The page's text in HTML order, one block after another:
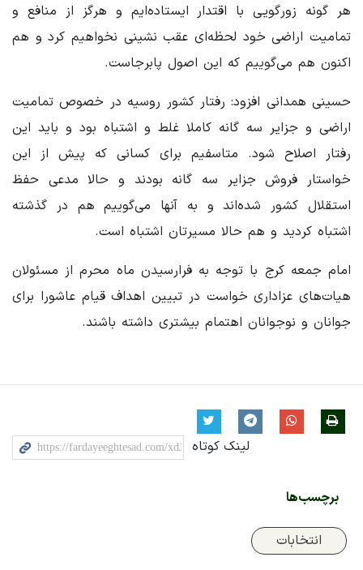
هر گونه زورگویی با اقتدار ایستاده‌ایم و هرگز از منافع و
تمامیت اراضی خود لحظه‌ای عقب نشینی نخواهیم کرد و هم
اکنون هم می‌گوییم که این اصول پابرجاست.
حسینی همدانی افزود: رفتار کشور روسیه در خصوص تمامیت
اراضی و جزایر سه گانه کاملا غلط و اشتباه بود و باید این
رفتار اصلاح شود. متاسفیم برای کسانی که پیش از این
خواستار فروش جزایر سه گانه بودند و حالا مدعی حفظ
استقلال کشور شده‌اند و به آنها می‌گوییم هم در گذشته
اشتباه کردید و هم حالا مسیرتان اشتباه است.
امام جمعه کرج با توجه به فرارسیدن ماه محرم از مسئولان
هیات‌های عزاداری خواست در تبیین اهداف قیام عاشورا برای
جوانان و نوجوانان اهتمام بیشتری داشته باشند.
لینک کوتاه
برچسب‌ها
انتخابات